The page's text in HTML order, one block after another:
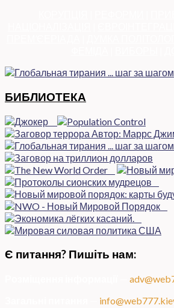
БИБЛИОТЕКА
Є питання? Пишіть нам: